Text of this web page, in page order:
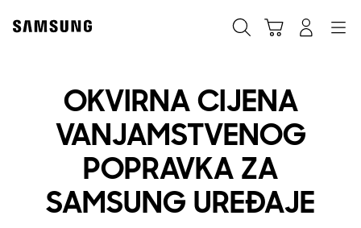
content
accessibility
OKVIRNA CIJENA
VANJAMSTVENOG
POPRAVKA ZA
SAMSUNG UREĐAJE